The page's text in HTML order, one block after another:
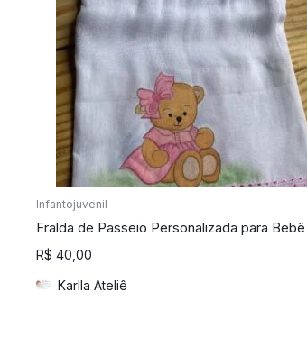
Infantojuvenil
Fralda de Passeio Personalizada para Bebê
R$ 40,00
Karlla Ateliê